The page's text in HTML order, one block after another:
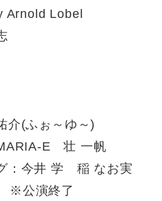
Arnold Lobel
(ふぉ～ゆ～)
E 壮 一帆
：今井 学 稲 なお実
※公演終了